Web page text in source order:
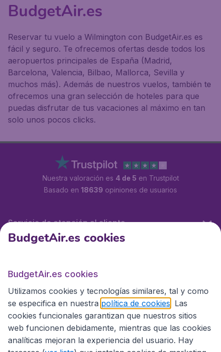
BudgetAir.es
Reservar tu vuelo a Wilmington con BudgetAir.es es
fácil y seguro. Te ofrecemos ofertas desde todos los
aeropuertos principales de España (Madrid,
Barcelona, Valencia, Bilbao, Mallorca, Sevilla y
muchos más). Además de nuestros vuelos, también te
ofrecemos una gran selección de hoteles para que
puedas disfrutar de tus vacaciones al máximo en tan
solo unos pocos clicks.
Nuestra valoración es 4 de 5 en Trustpilot
Basado en 18639 opiniones de usuarios
Servicio de atención al cliente
Sitios internacionales
BudgetAir.es cookies
BudgetAir.es cookies
Utilizamos cookies y tecnologías similares, tal y como
se especifica en nuestra política de cookies . Las
cookies funcionales garantizan que nuestros sitios
web funcionen debidamente, mientras que las cookies
analíticas mejoran la experiencia del usuario. Hay